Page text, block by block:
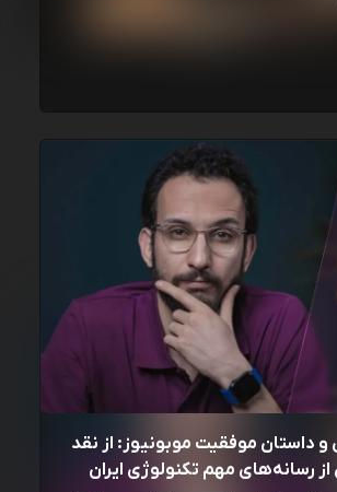
داستان موفقیت موبونیوز: از نقد
از رسانه‌‌های مهم تکنولوژی ایران